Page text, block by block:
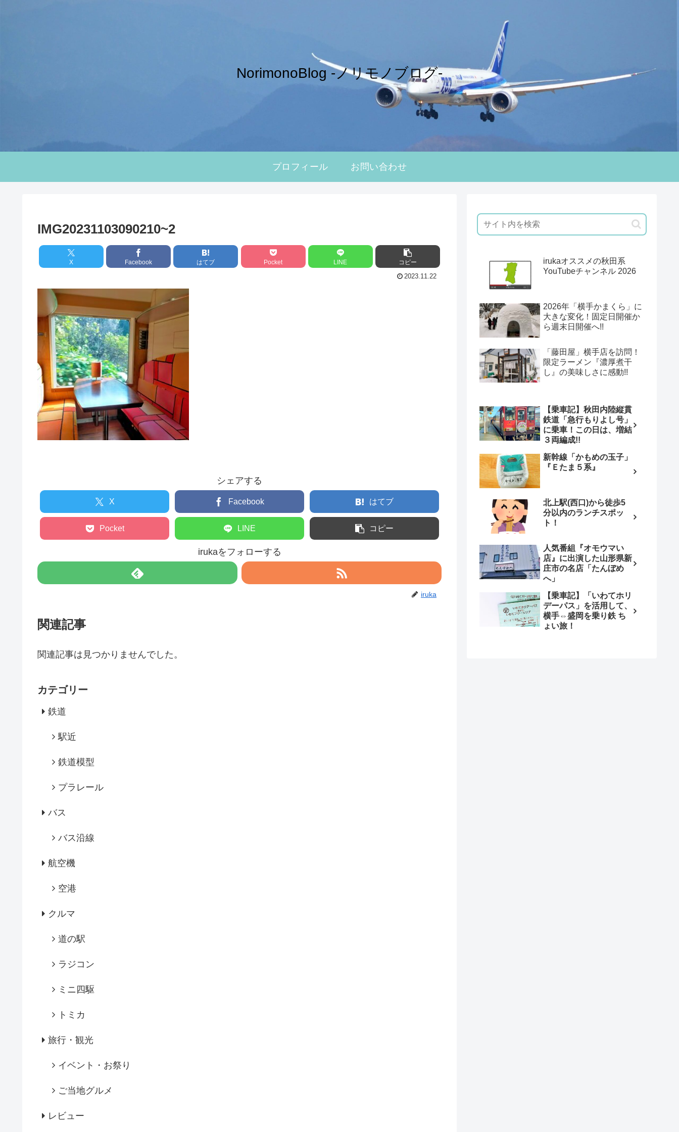
NorimonoBlog -ノリモノブログ-
プロフィール お問い合わせ
IMG20231103090210~2
X Facebook はてブ Pocket LINE コピー
2023.11.22
シェアする
X Facebook はてブ
Pocket LINE コピー
irukaをフォローする
iruka
関連記事
関連記事は見つかりませんでした。
カテゴリー
鉄道
駅近
鉄道模型
プラレール
バス
バス沿線
航空機
空港
クルマ
道の駅
ラジコン
ミニ四駆
トミカ
旅行・観光
イベント・お祭り
ご当地グルメ
レビュー
irukaオススメの秋田系
YouTubeチャンネル 2026
2026年「横手かまくら」に
大きな変化！固定日開催か
ら週末日開催へ!!
「藤田屋」横手店を訪問！
限定ラーメン『濃厚煮干
し』の美味しさに感動!!
【乗車記】秋田内陸縦貫
鉄道「急行もりよし号」
に乗車！この日は、増結
３両編成!!
新幹線「かもめの玉子」
『Ｅたま５系』
北上駅(西口)から徒歩5
分以内のランチスポッ
ト！
人気番組『オモウマい
店』に出演した山形県新
庄市の名店「たんぼめ
へ」
【乗車記】「いわてホリ
デーパス」を活用して、
横手⇔盛岡を乗り鉄 ち
ょい旅！